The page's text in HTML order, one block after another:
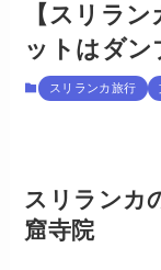
【スリラ
ットはダン
スリランカ旅行
スリランカ
窟寺院